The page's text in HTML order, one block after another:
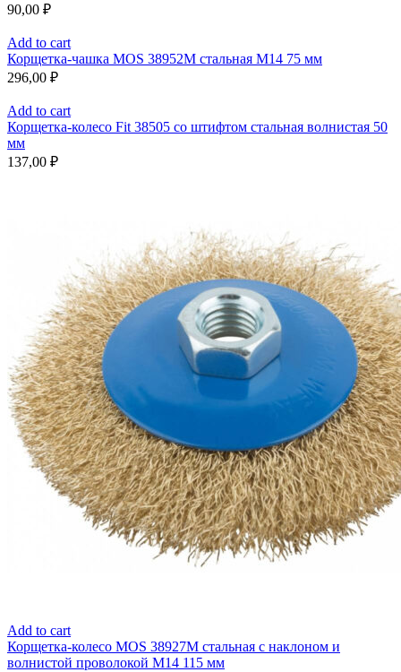
90,00 ₽
Add to cart
Корщетка-чашка MOS 38952М стальная М14 75 мм
296,00 ₽
Add to cart
Корщетка-колесо Fit 38505 со штифтом стальная волнистая 50
мм
137,00 ₽
Add to cart
Корщетка-колесо MOS 38927М стальная с наклоном и
волнистой проволокой М14 115 мм